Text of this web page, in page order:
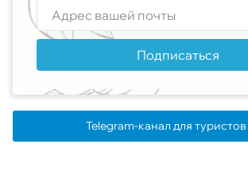
Подписаться
Telegram-канал для туристов